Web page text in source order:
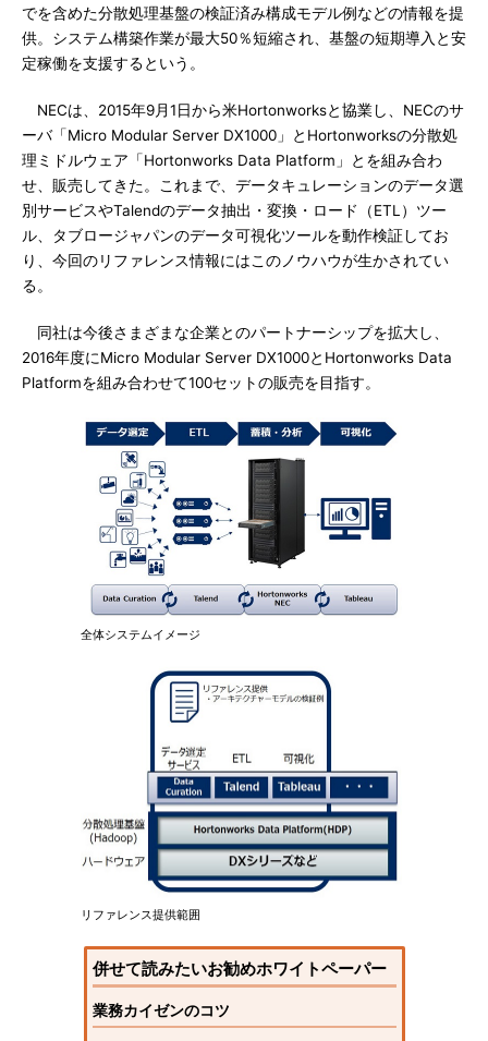
でを含めた分散処理基盤の検証済み構成モデル例などの情報を提
供。システム構築作業が最大50％短縮され、基盤の短期導入と安
定稼働を支援するという。
NECは、2015年9月1日から米Hortonworksと協業し、NECのサ
ーバ「Micro Modular Server DX1000」とHortonworksの分散処
理ミドルウェア「Hortonworks Data Platform」とを組み合わ
せ、販売してきた。これまで、データキュレーションのデータ選
別サービスやTalendのデータ抽出・変換・ロード（ETL）ツー
ル、タブロージャパンのデータ可視化ツールを動作検証してお
り、今回のリファレンス情報にはこのノウハウが生かされてい
る。
同社は今後さまざまな企業とのパートナーシップを拡大し、
2016年度にMicro Modular Server DX1000とHortonworks Data
Platformを組み合わせて100セットの販売を目指す。
全体システムイメージ
リファレンス提供範囲
併せて読みたいお勧めホワイトペーパー
業務カイゼンのコツ